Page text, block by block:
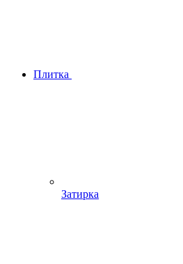
Плитка
Затирка